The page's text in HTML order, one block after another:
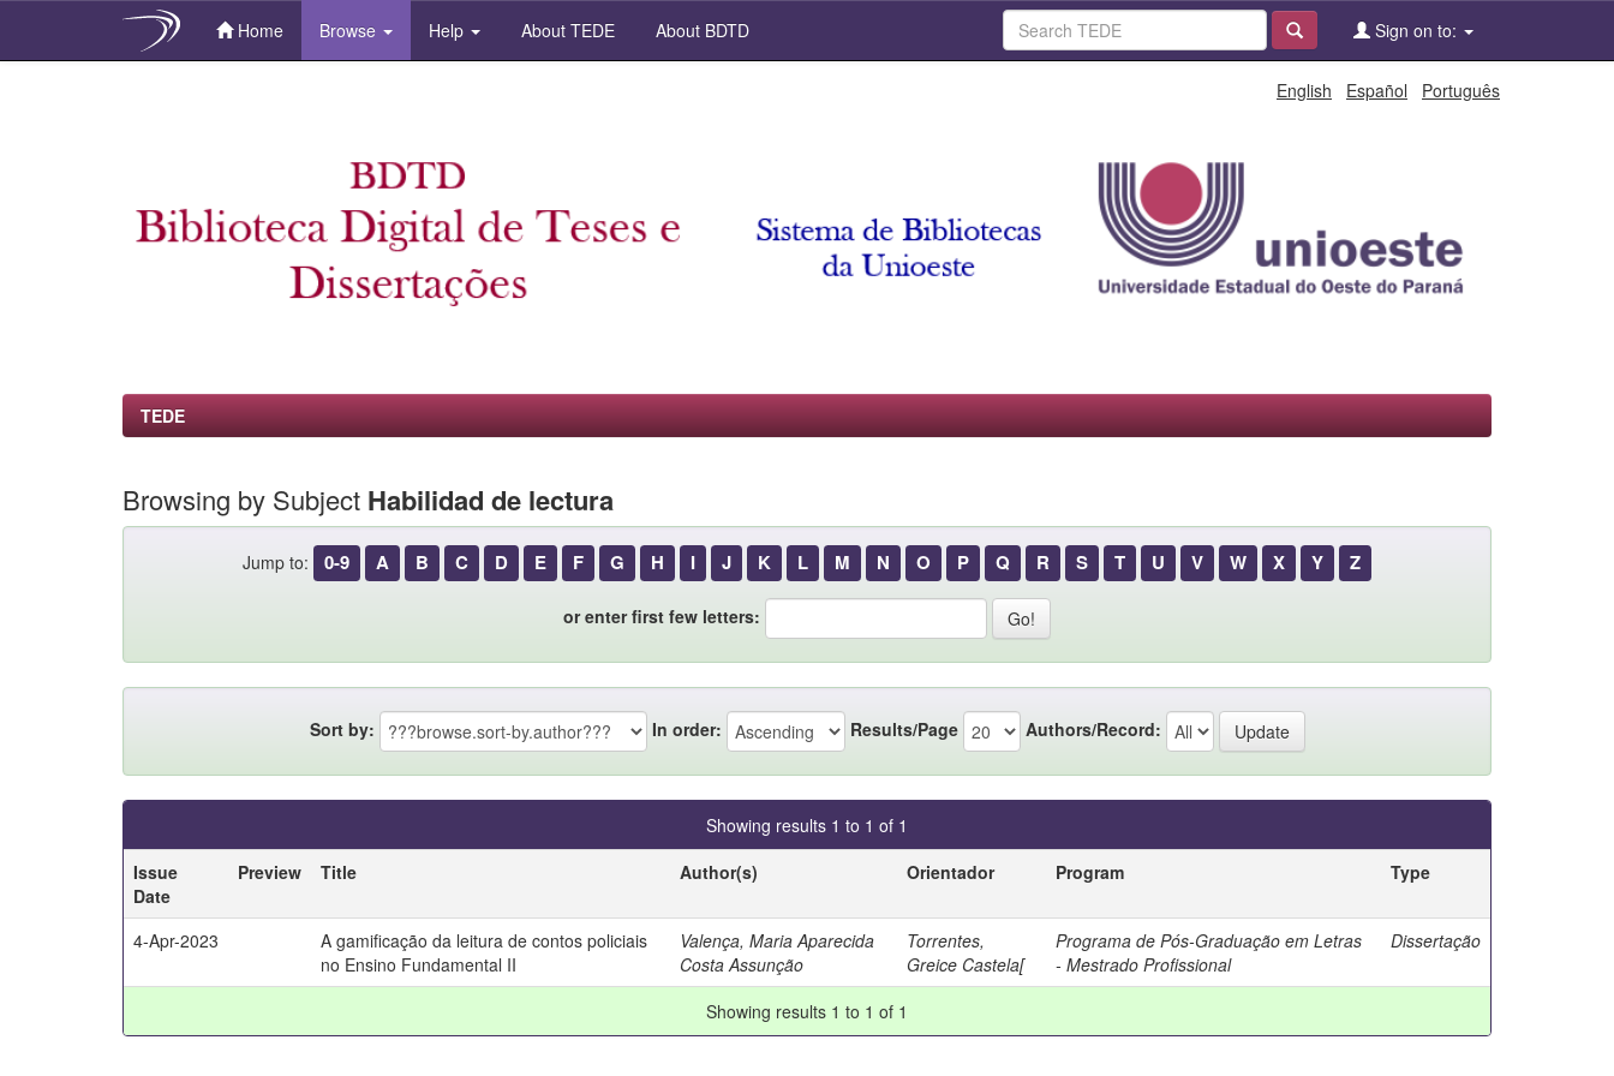
Home Browse Help About TEDE About BDTD Sign on to:
English Español Português
TEDE
Browsing by Subject Habilidad de lectura
Jump to: 0-9 A B C D E F G H I J K L M N O P Q R S T U V W X Y Z
or enter first few letters:
Sort by: In order: Results/Page Authors/Record:
Showing results 1 to 1 of 1
Issue
Date
Preview Title Author(s) Orientador Program Type
4-Apr-2023
A gamificação da leitura de contos policiais
no Ensino Fundamental II
Valença, Maria Aparecida
Costa Assunção
Torrentes,
Greice Castela[
Programa de Pós-Graduação em Letras
- Mestrado Profissional
Dissertação
Showing results 1 to 1 of 1